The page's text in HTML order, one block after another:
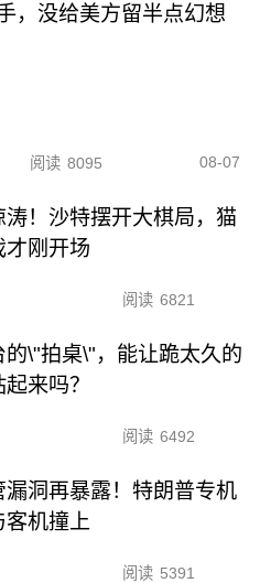
，没给美方留半点幻想
阅读 8095 08-07
涛！沙特摆开大棋局，猫
才刚开场
阅读 6821
的\"拍桌\"，能让跪太久的
来吗？
阅读 6492
漏洞再暴露！特朗普专机
客机撞上
阅读 5391